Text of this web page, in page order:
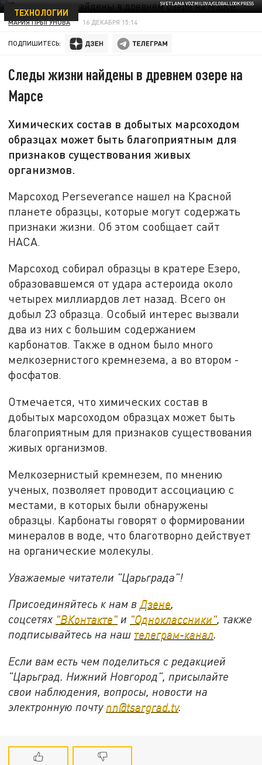
SVETLANA VOZMILOVA/GLOBALLOOKPRESS
ТЕХНОЛОГИИ
МАРИЯ ПРЫГУНОВА 16 ДЕКАБРЯ 15:14
ПОДПИШИТЕСЬ:
Следы жизни найдены в древнем озере на
Марсе
Химических состав в добытых марсоходом
образцах может быть благоприятным для
признаков существования живых
организмов.
Марсоход Perseverance нашел на Красной
планете образцы, которые могут содержать
признаки жизни. Об этом сообщает сайт
НАСА.
Марсоход собирал образцы в кратере Езеро,
образовавшемся от удара астероида около
четырех миллиардов лет назад. Всего он
добыл 23 образца. Особый интерес вызвали
два из них с большим содержанием
карбонатов. Также в одном было много
мелкозернистого кремнезема, а во втором -
фосфатов.
Отмечается, что химических состав в
добытых марсоходом образцах может быть
благоприятным для признаков существования
живых организмов.
Мелкозернистый кремнезем, по мнению
ученых, позволяет проводит ассоциацию с
местами, в которых были обнаружены
образцы. Карбонаты говорят о формировании
минералов в воде, что благотворно действует
на органические молекулы.
Уважаемые читатели "Царьграда"!
Присоединяйтесь к нам вДзене,
соцсетях "ВКонтакте" и "Одноклассники", также
подписывайтесь на наш телеграм-канал.
Если вам есть чем поделиться с редакцией
"Царьград. Нижний Новгород", присылайте
свои наблюдения, вопросы, новости на
электронную почту nn@tsargrad.tv.